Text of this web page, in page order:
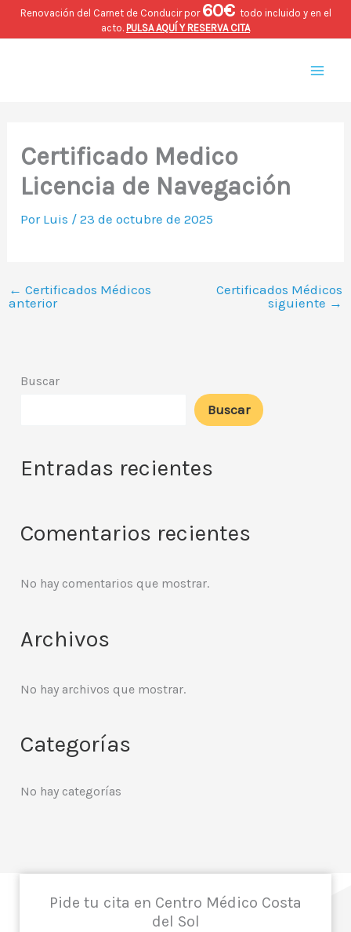
al
Renovación del Carnet de Conducir por 60€ todo incluido y en el
acto. PULSA AQUÍ Y RESERVA CITA
Certificado Medico
Licencia de Navegación
Por Luis /23 de octubre de 2025
← Certificados Médicos
anterior
Certificados Médicos
siguiente →
Buscar
Buscar
Entradas recientes
Comentarios recientes
No hay comentarios que mostrar.
Archivos
No hay archivos que mostrar.
Categorías
No hay categorías
Pide tu cita en Centro Médico Costa
del Sol